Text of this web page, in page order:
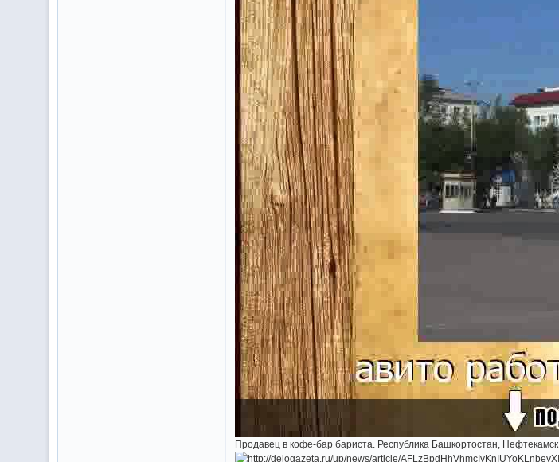
Продавец в кофе-бар бариста. Республика Башкортостан, Нефтекамск